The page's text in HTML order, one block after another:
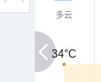
多云
34°C
34°C